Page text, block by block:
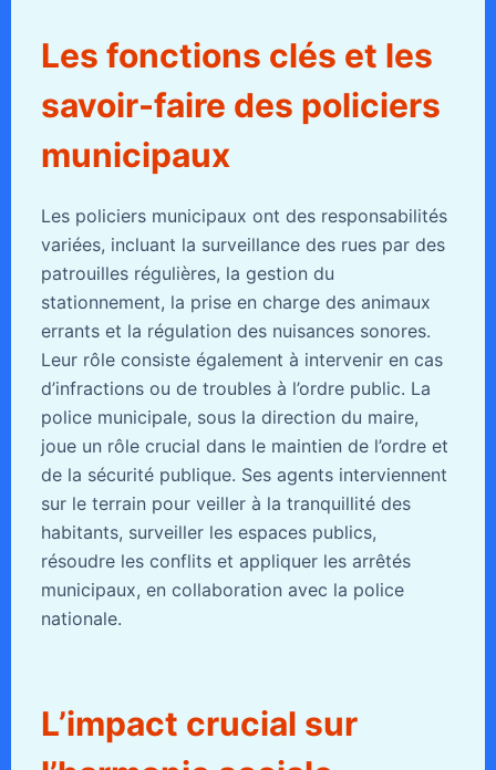
Les fonctions clés et les
savoir-faire des policiers
municipaux
Les policiers municipaux ont des responsabilités
variées, incluant la surveillance des rues par des
patrouilles régulières, la gestion du
stationnement, la prise en charge des animaux
errants et la régulation des nuisances sonores.
Leur rôle consiste également à intervenir en cas
d’infractions ou de troubles à l’ordre public. La
police municipale, sous la direction du maire,
joue un rôle crucial dans le maintien de l’ordre et
de la sécurité publique. Ses agents interviennent
sur le terrain pour veiller à la tranquillité des
habitants, surveiller les espaces publics,
résoudre les conflits et appliquer les arrêtés
municipaux, en collaboration avec la police
nationale.
L’impact crucial sur